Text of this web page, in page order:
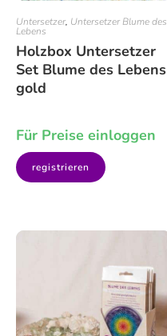
Untersetzer, Untersetzer Blume des
Lebens
Holzbox Untersetzer
Set Blume des Lebens
gold
Für Preise einloggen
registrieren